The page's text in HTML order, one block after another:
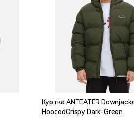
Куртка ANTEATER
HoodedCrispy Dark-Green